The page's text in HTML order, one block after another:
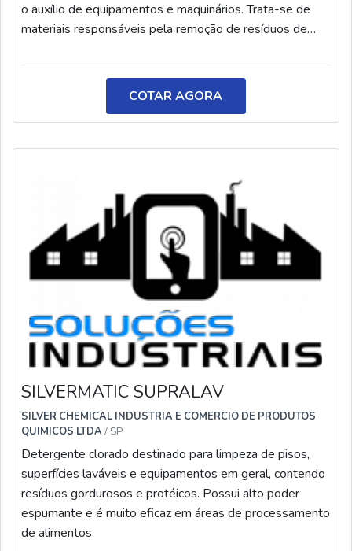
o auxílio de equipamentos e maquinários. Trata-se de
materiais responsáveis pela remoção de resíduos de
aparelhagens. Além disso, é importante ressaltar que os
desengraxantes para utensílios e ferramentas industriais
prolongam a vida útil dos equipamentos, uma vez que
favorecem o alcance da potência máxima e reduzem o
índice de quebra. Todos esses fatores influenciam
diminuição de custos. Benefícios de usar
desengraxantesAlém de serem produtos utilizados para
proporcionar limpeza e remover resíduos complexos, o
desengraxante para máquinas desinfeta e desodoriza as
superfícies ou equipamentos em que é aplicado. Por
essas e outras razões, o material é de suma importância
durante o processo de higienização de indústrias e
fábricas. De maneira geral, os desengraxantes são
aplicados na limpeza mais pesada do âmbito industrial,
uma vez que, ao serem diluídos, promovem a
higienização rápida e um maior rendimento. Entre os
benefícios destes produtos, pode-se citar:Relação de
custo-benefício;Baixo consumo;Disponibilidade de
formatos, como spray, toalhetes ou soluções
diretas.Onde encontrar desengraxantes para máquinas A
GREENQUÍMICA é uma empresa situada no mercado de
produtos químicos e conta com mais de 20 anos de
experiência em fabricação de desengraxantes e demais
materiais similares. A organização tem uma equipe
COTAR AGORA
SILVERMATIC SUPRALAV
SILVER CHEMICAL INDUSTRIA E COMERCIO DE PRODUTOS
QUIMICOS LTDA / SP
Detergente clorado destinado para limpeza de pisos,
superfícies laváveis e equipamentos em geral, contendo
resíduos gordurosos e protéicos. Possui alto poder
espumante e é muito eficaz em áreas de processamento
de alimentos.